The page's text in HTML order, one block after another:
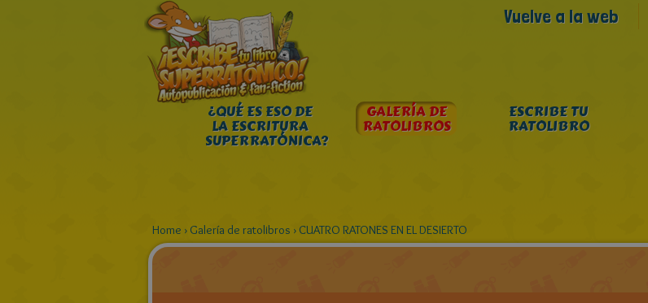
Vuelve a la web
¿QUÉ ES ESO DE
LA ESCRITURA
SUPERRATÓNICA?
GALERÍA DE
RATOLIBROS
ESCRIBE TU
RATOLIBRO
Home › Galería de ratolibros › CUATRO RATONES EN EL DESIERTO